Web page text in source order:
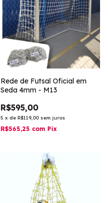
Rede de Futsal Oficial em
Seda 4mm - M13
R$595,00
5 x de R$119,00 sem juros
R$565,25 com Pix